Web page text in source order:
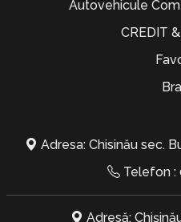
Autovehicule
CREDIT
Adresa: Chisinău sec.
Telefon :
Adresă: